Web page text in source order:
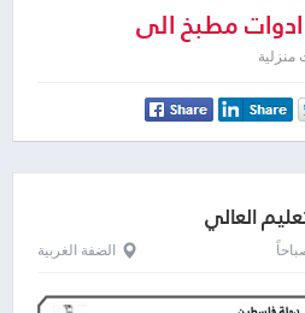
مطبخ الى
منزلية
العالي
الضفة الغربية